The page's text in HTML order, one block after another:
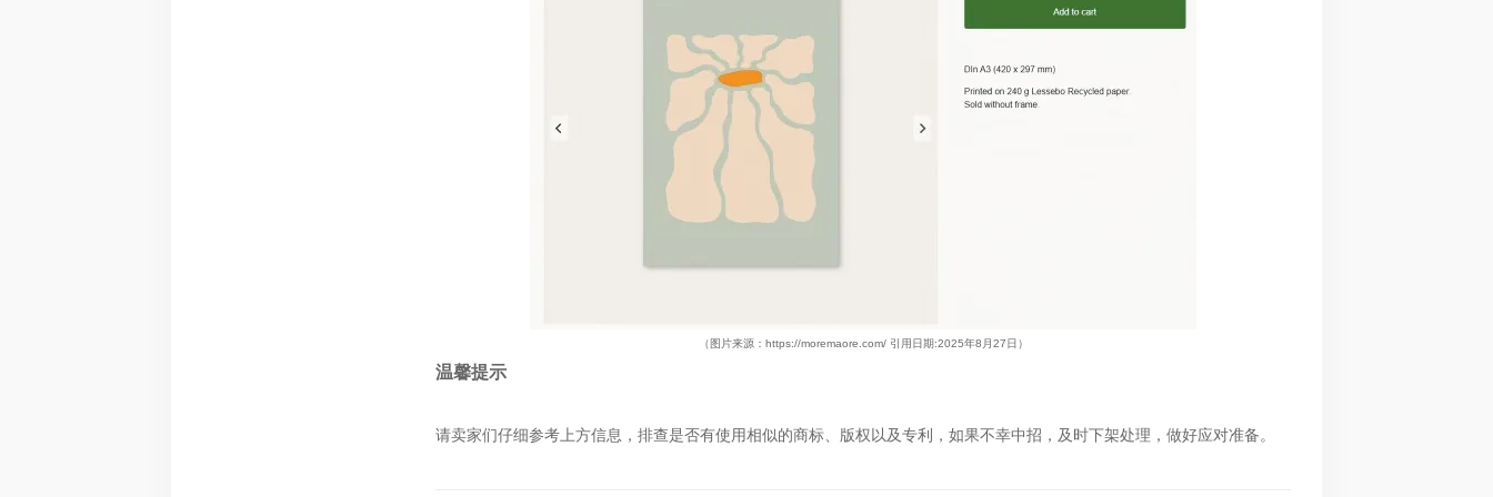
（图片来源： https://moremaore.com/ 引用日期:2025年8月27日）
温馨提示
请卖家们仔细参考上方信息，排查是否有使用相似的商标、版权以及专利，如果不幸中招，及时下架处理，做好应对准备。